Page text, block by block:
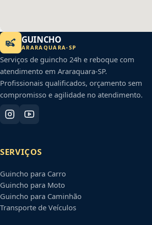
GUINCHO
ARARAQUARA-SP
Serviços de guincho 24h e reboque com
atendimento em Araraquara-SP.
Profissionais qualificados, orçamento sem
compromisso e agilidade no atendimento.
SERVIÇOS
Guincho para Carro
Guincho para Moto
Guincho para Caminhão
Transporte de Veículos